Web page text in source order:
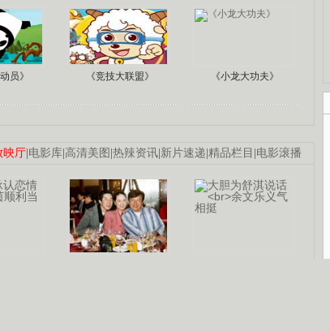
员》 《竞技大联盟》 《小龙大功夫》
映厅 电影库 高清美图 热辣资讯 新片速递 精品栏目 电影滚播